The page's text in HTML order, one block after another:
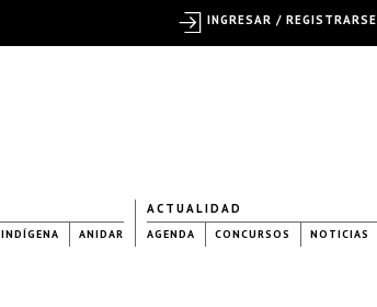
INDÍGENA ANIDAR
ACTUALIDAD
AGENDA CONCURSOS NOTICIAS
INGRESAR / REGISTRARSE